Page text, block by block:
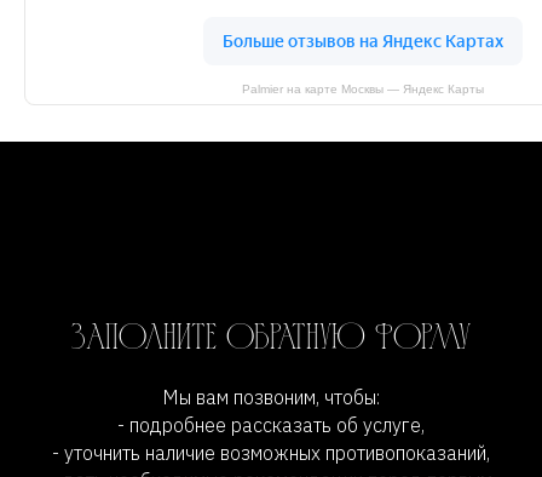
Palmier на карте Москвы — Яндекс Карты
Заполните обратную форму
Мы вам позвоним, чтобы:
- подробнее рассказать об услуге,
- уточнить наличие возможных противопоказаний,